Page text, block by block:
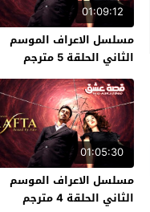
01:09:12
مسلسل الاعراف الموسم
الثاني الحلقة 5 مترجم
01:05:30
مسلسل الاعراف الموسم
الثاني الحلقة 4 مترجم